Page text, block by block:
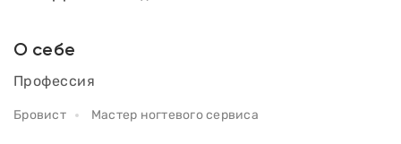
О себе
Профессия
Бровист Мастер ногтевого сервиса